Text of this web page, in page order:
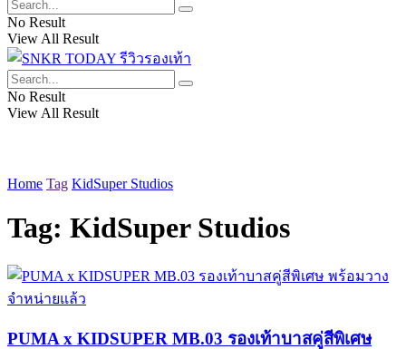
No Result
View All Result
No Result
View All Result
Home Tag KidSuper Studios
Tag: KidSuper Studios
PUMA x KIDSUPER MB.03 รองเท้าบาสคู่สีพิเศษ